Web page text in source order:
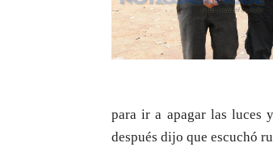
para ir a apagar las luces
después dijo que escuchó